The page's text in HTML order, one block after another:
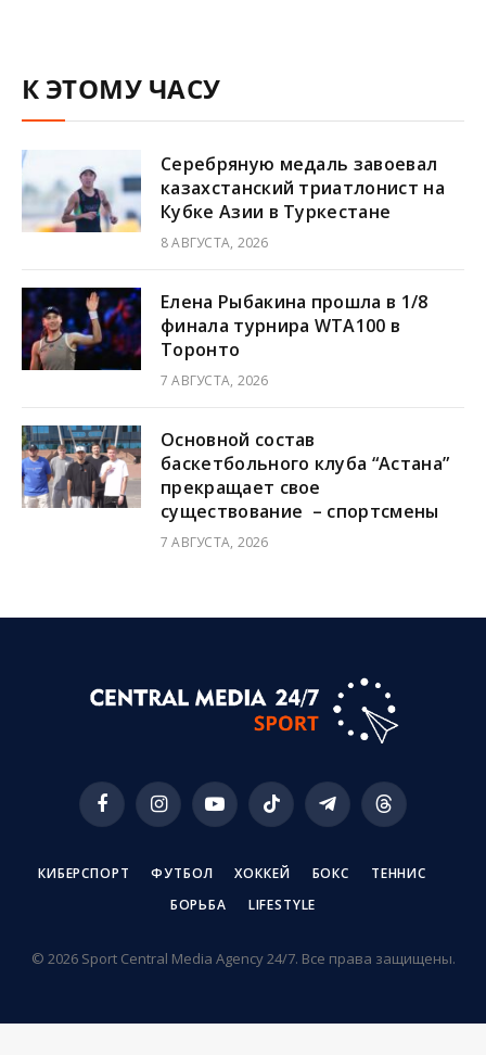
К ЭТОМУ ЧАСУ
Серебряную медаль завоевал
казахстанский триатлонист на
Кубке Азии в Туркестане
8 АВГУСТА, 2026
Елена Рыбакина прошла в 1/8
финала турнира WTA100 в
Торонто
7 АВГУСТА, 2026
Основной состав
баскетбольного клуба “Астана”
прекращает свое
существование – спортсмены
7 АВГУСТА, 2026
FacebookInstagramYouTubeTikTok TelegramThreads
КИБЕРСПОРТ ФУТБОЛ ХОККЕЙ БОКС
ТЕННИС
БОРЬБА
LIFESTYLE
© 2026 Sport Central Media Agency 24/7. Все права защищены.